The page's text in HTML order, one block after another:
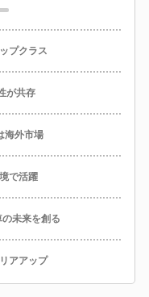
プクラス
が共存
海外市場
で活躍
の未来を創る
アアップ